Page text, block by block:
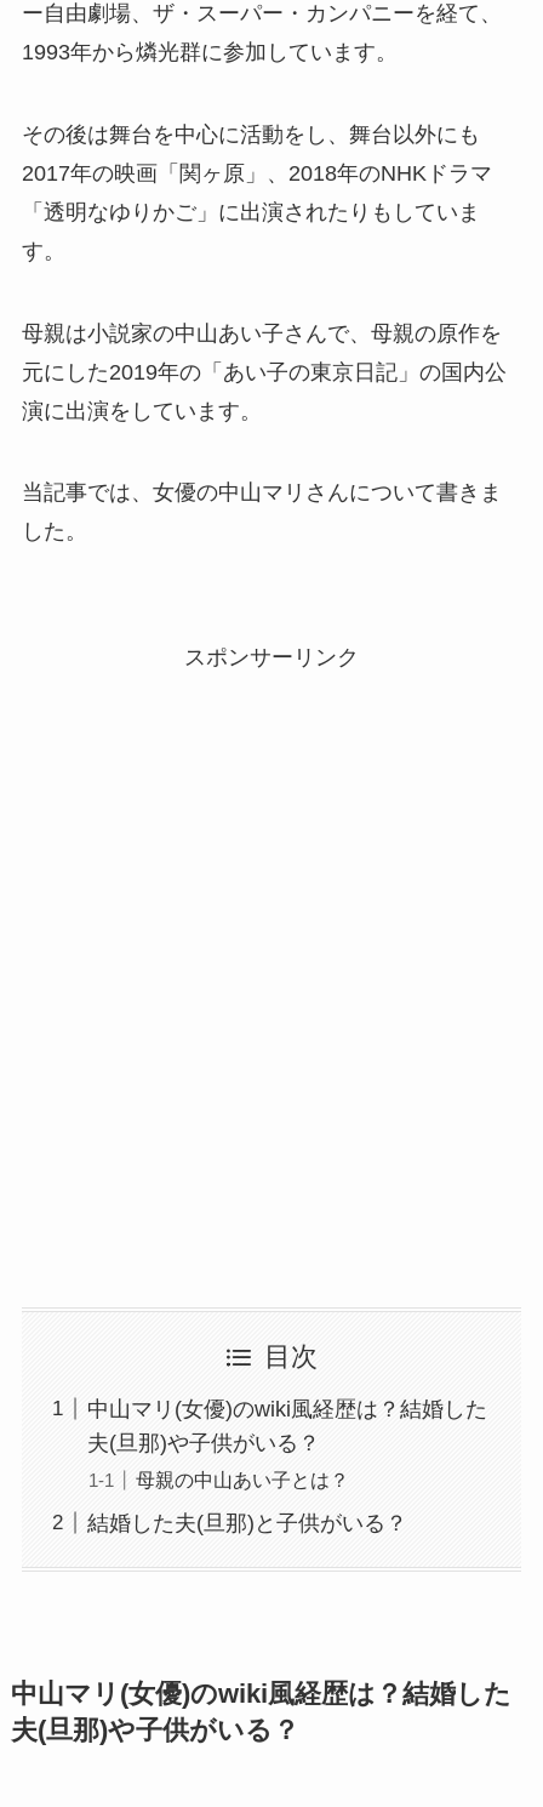
ー自由劇場、ザ・スーパー・カンパニーを経て、
1993年から燐光群に参加しています。
その後は舞台を中心に活動をし、舞台以外にも
2017年の映画「関ヶ原」、2018年のNHKドラマ
「透明なゆりかご」に出演されたりもしていま
す。
母親は小説家の中山あい子さんで、母親の原作を
元にした2019年の「あい子の東京日記」の国内公
演に出演をしています。
当記事では、女優の中山マリさんについて書きま
した。
スポンサーリンク
目次
中山マリ(女優)のwiki風経歴は？結婚した
夫(旦那)や子供がいる？
母親の中山あい子とは？
結婚した夫(旦那)と子供がいる？
中山マリ(女優)のwiki風経歴は？結婚した
夫(旦那)や子供がいる？